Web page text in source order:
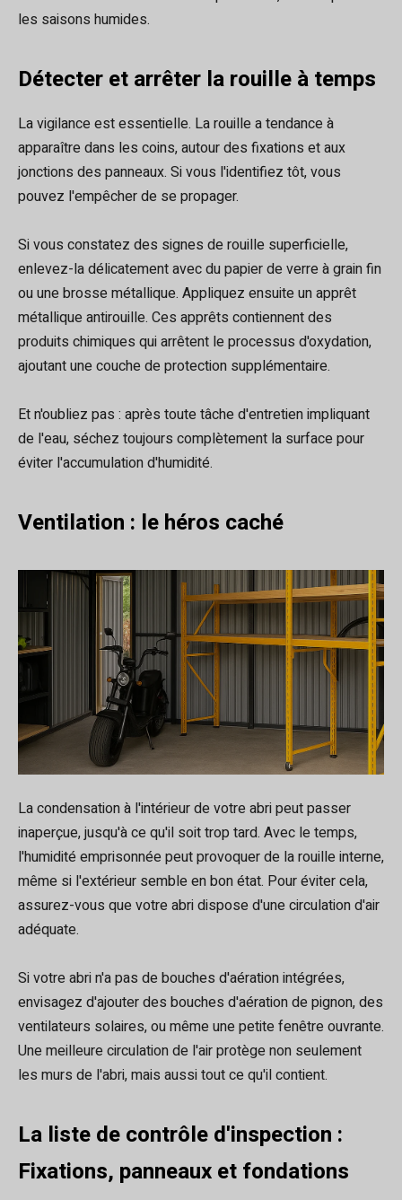
les saisons humides.
Détecter et arrêter la rouille à temps
La vigilance est essentielle. La rouille a tendance à
apparaître dans les coins, autour des fixations et aux
jonctions des panneaux. Si vous l'identifiez tôt, vous
pouvez l'empêcher de se propager.
Si vous constatez des signes de rouille superficielle,
enlevez-la délicatement avec du papier de verre à grain fin
ou une brosse métallique. Appliquez ensuite un apprêt
métallique antirouille. Ces apprêts contiennent des
produits chimiques qui arrêtent le processus d'oxydation,
ajoutant une couche de protection supplémentaire.
Et n'oubliez pas : après toute tâche d'entretien impliquant
de l'eau, séchez toujours complètement la surface pour
éviter l'accumulation d'humidité.
Ventilation : le héros caché
La condensation à l'intérieur de votre abri peut passer
inaperçue, jusqu'à ce qu'il soit trop tard. Avec le temps,
l'humidité emprisonnée peut provoquer de la rouille interne,
même si l'extérieur semble en bon état. Pour éviter cela,
assurez-vous que votre abri dispose d'une circulation d'air
adéquate.
Si votre abri n'a pas de bouches d'aération intégrées,
envisagez d'ajouter des bouches d'aération de pignon, des
ventilateurs solaires, ou même une petite fenêtre ouvrante.
Une meilleure circulation de l'air protège non seulement
les murs de l'abri, mais aussi tout ce qu'il contient.
La liste de contrôle d'inspection :
Fixations, panneaux et fondations